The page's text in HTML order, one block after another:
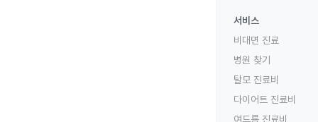
서비스
비대면 진료
병원 찾기
탈모 진료비
다이어트 진료비
여드름 진료비